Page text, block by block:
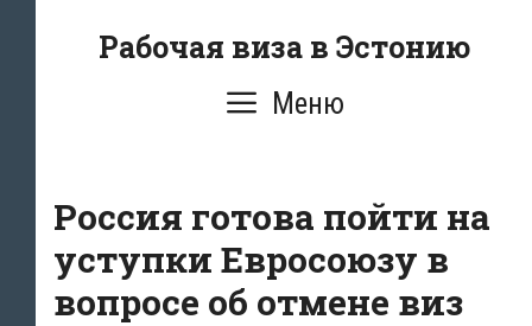
Рабочая виза в Эстонию
Меню
Россия готова пойти на
уступки Евросоюзу в
вопросе об отмене виз